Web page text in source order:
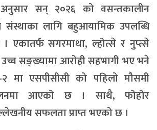
सन् २०२६ को वसन्तकालीन
लागि बहुआयामिक उपलब्धि
एकातर्फ सगरमाथा, ल्होत्से र नुप्त्से
उच्च सङ्ख्यामा आरोही सहभागी भए भने
मा एसपीसीसी को पहिलो मौसमी
आएको छ । साथै, फोहोर
सफलता प्राप्त भएको छ ।